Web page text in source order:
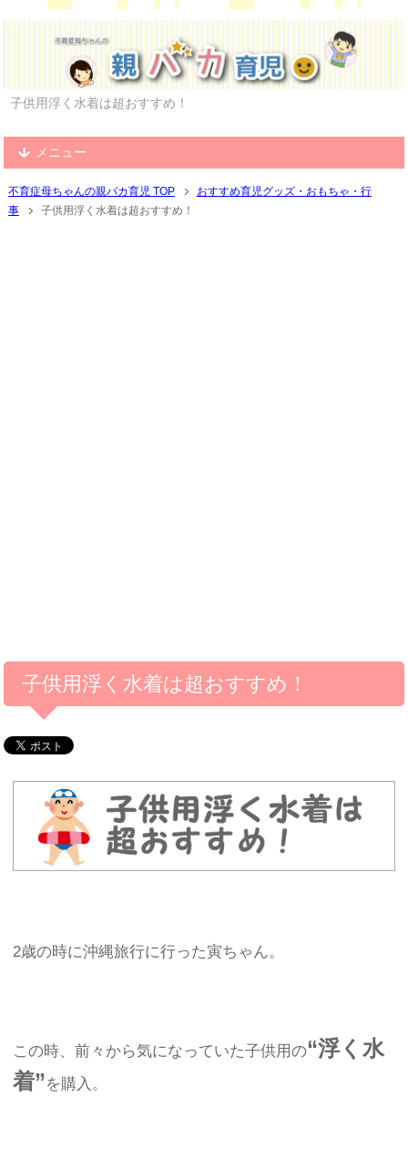
子供用浮く水着は超おすすめ！
メニュー
不育症母ちゃんの親バカ育児 TOP
おすすめ育児グッズ・おもちゃ・行
事
子供用浮く水着は超おすすめ！
子供用浮く水着は超おすすめ！
2歳の時に沖縄旅行に行った寅ちゃん。
この時、前々から気になっていた子供用の“浮く水
着”を購入。